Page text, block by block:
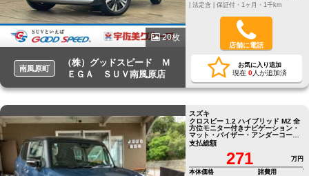
20枚
南風原町
（株）グッドスピード Ｍ
ＥＧＡ ＳＵＶ南風原店
法定含 | 保証付・1ヶ月・1千km
店舗に電話
お気に入り追加
現在 0人が追加済
スズキ
クロスビー 1.2 ハイブリッド MZ 全
方位モニター付きナビゲーション・
マット・バイザー・アンダーコー
ト・コーティング
支払総額
271
万円
本体価格
諸費用